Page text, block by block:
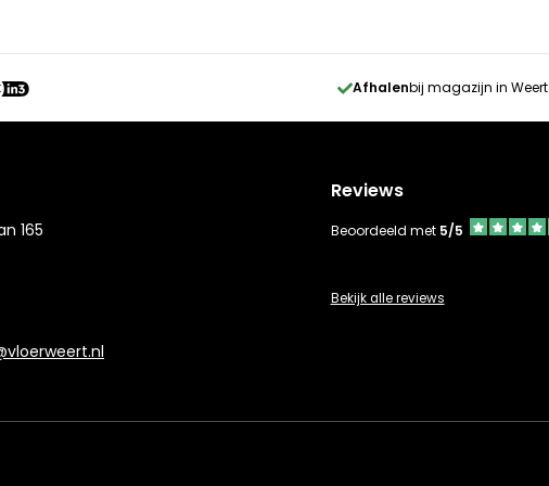
Afhalenbij magazijn in Weert
165
Reviews
Beoordeeld met 5/5
Bekijk alle reviews